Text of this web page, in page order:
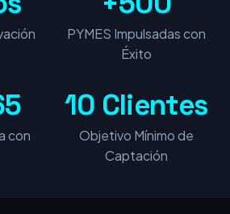
PYMES Impulsadas con
Éxito
con
10 Clientes
Objetivo Mínimo de
Captación